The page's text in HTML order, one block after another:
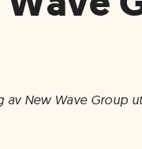
av New Wave Group